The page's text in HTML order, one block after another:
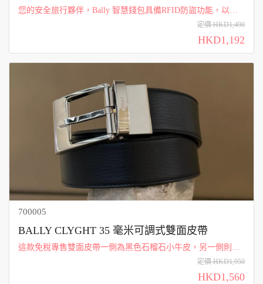
您的安全旅行夥伴，Bally 智慧錢包具備RFID防盜功能，以按
鈕開合，結實的鋁盒可容納多達6張卡片。 通過外部手柄可輕
定價 HKD1,490
HKD1,192
700005
BALLY CLYGHT 35 毫米可調式雙面皮帶
這款免稅專售雙面皮帶一側為黑色石榴石小牛皮，另一側則是
烏木色的光亮小牛皮。 拋光鍍鉑金的扣環上刻有BALLY 標
定價 HKD1,950
HKD1,560